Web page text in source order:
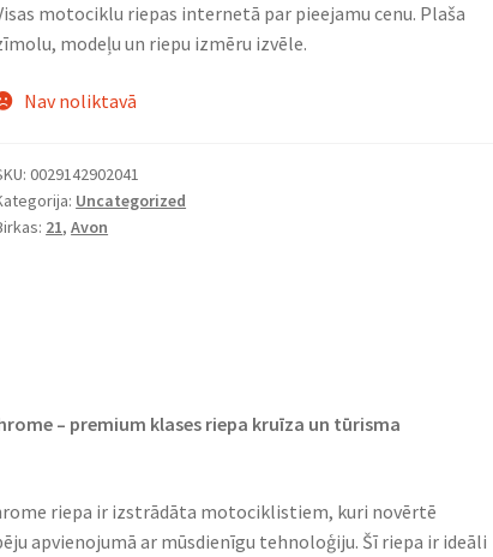
motociklu riepas internetā par pieejamu cenu. Plaša
modeļu un riepu izmēru izvēle.
Nav noliktavā
0029142902041
Uncategorized
21,Avon
– premium klases riepa kruīza un tūrisma
riepa ir izstrādāta motociklistiem, kuri novērtē
apvienojumā ar mūsdienīgu tehnoloģiju. Šī riepa ir ideāli